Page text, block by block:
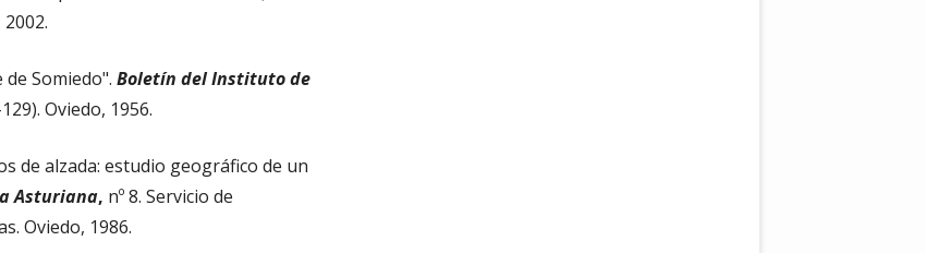
de Somiedo". Boletín del Instituto de
Oviedo, 1956.
de alzada: estudio geográfico de un
Asturiana, nº 8. Servicio de
Oviedo, 1986.